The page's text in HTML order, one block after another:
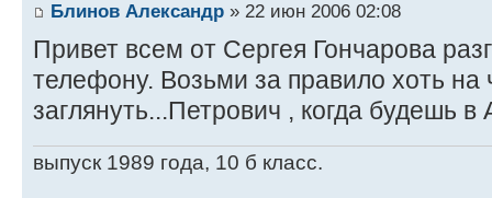
Блинов Александр » 22 июн 2006 02:08
Привет всем от Сергея Гончарова
телефону. Возьми за правило хоть на
заглянуть...Петрович , когда будешь
выпуск 1989 года, 10 б класс.